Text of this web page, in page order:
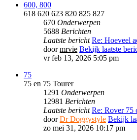
600, 800
618 620 623 820 825 827
670 Onderwerpen
5688 Berichten
Laatste bericht Re: Hoeveel
doormrvie Bekijk laatste
vr feb 13, 2026 5:05 pm
75
75 en 75 Tourer
1291 Onderwerpen
12981 Berichten
Laatste bericht Re: Rover 75
doorDr Doggystyle Bekijk
zo mei 31, 2026 10:17 pm